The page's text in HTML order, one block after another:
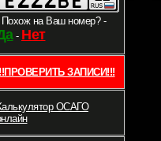
Похож на Ваш номер? -
- Нет
ЗАПИСИ!!!
ОСАГО